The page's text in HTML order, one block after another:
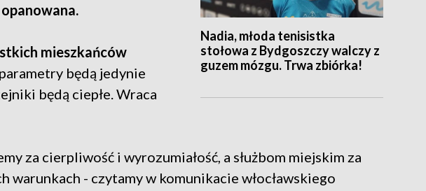
Nadia, młoda tenisistka
stołowa z Bydgoszczy walczy z
guzem mózgu. Trwa zbiórka!
mieszkańców
będą jedynie
będą ciepłe. Wraca
za cierpliwość i wyrozumiałość, a służbom miejskim za
warunkach - czytamy w komunikacie włocławskiego